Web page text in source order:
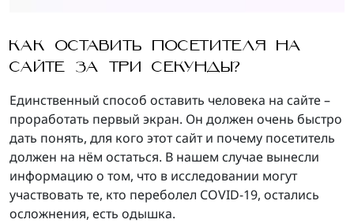
КАК ОСТАВИТЬ ПОСЕТИТЕЛЯ НА
САЙТЕ ЗА ТРИ СЕКУНДЫ?
Единственный способ оставить человека на сайте –
проработать первый экран. Он должен очень быстро
дать понять, для кого этот сайт и почему посетитель
должен на нём остаться. В нашем случае вынесли
информацию о том, что в исследовании могут
участвовать те, кто переболел COVID-19, остались
осложнения, есть одышка.